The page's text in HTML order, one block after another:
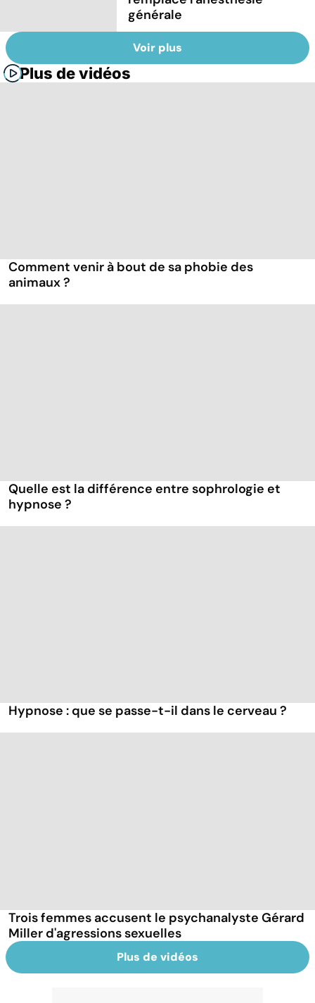
générale
Voir plus
Plus de vidéos
Comment venir à bout de sa phobie des
animaux ?
Quelle est la différence entre sophrologie et
hypnose ?
Hypnose : que se passe-t-il dans le cerveau ?
Trois femmes accusent le psychanalyste Gérard
Miller d'agressions sexuelles
Plus de vidéos